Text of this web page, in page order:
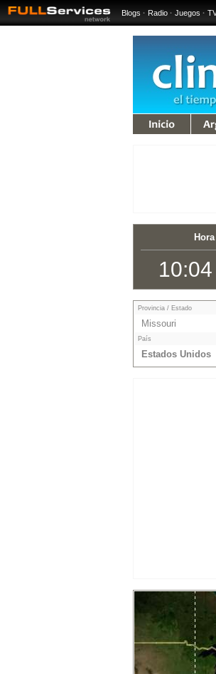
Blogs · Radio · Juegos ·
Provincia / Estado
Missouri
País
Estados Unidos